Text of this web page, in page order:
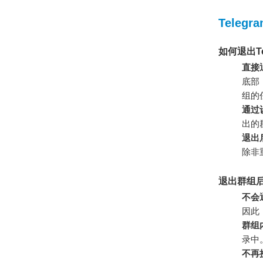
如何退出
直接
底部
组的
通过
出的
退出
除非
退出群组
不会
因此
群组
录中
不再